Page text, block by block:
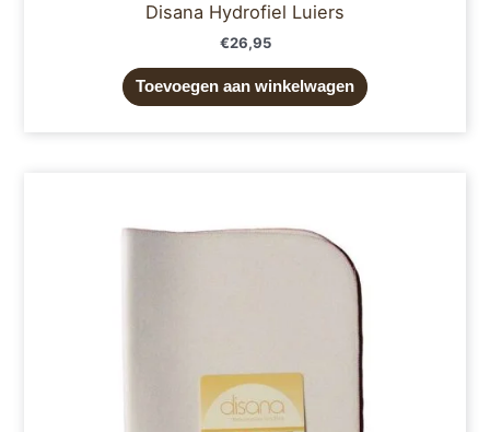
Disana Hydrofiel Luiers
€26,95
Toevoegen aan winkelwagen
€34,95
heeft
meerdere
variaties.
optie
gekozen
worden